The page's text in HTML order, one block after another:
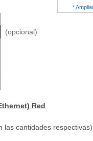
*
(opcional)
Red
las cantidades respectivas)